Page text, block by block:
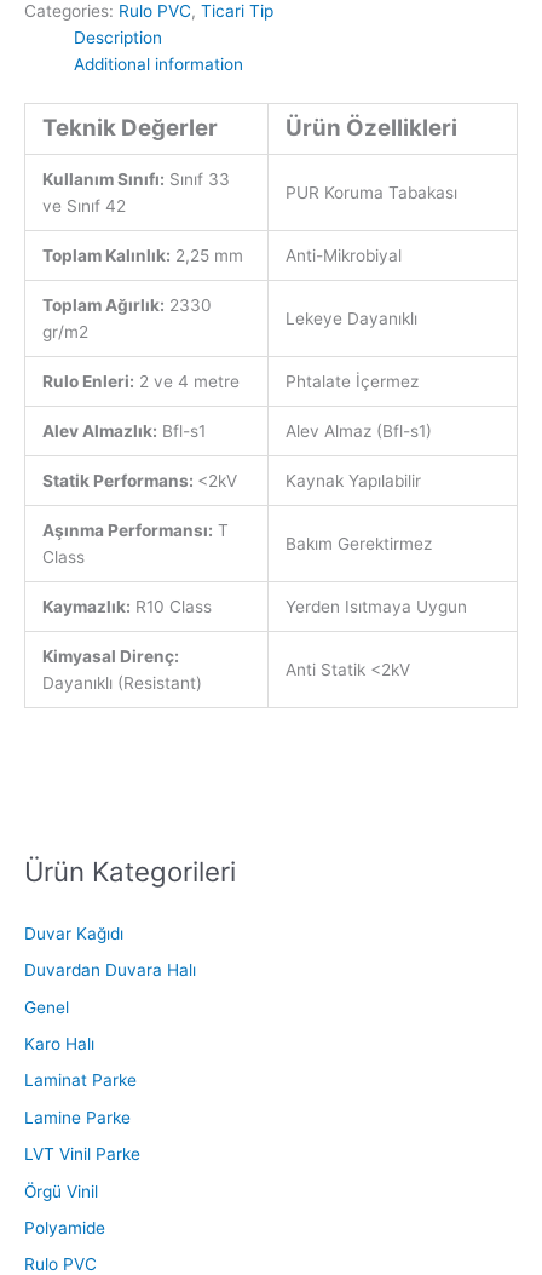
Ürün Kategorileri
Duvar Kağıdı
Duvardan Duvara Halı
Genel
Karo Halı
Laminat Parke
Lamine Parke
LVT Vinil Parke
Örgü Vinil
Polyamide
Rulo PVC
S
a
r
r
:
Categories: Rulo PVC, Ticari Tip
Description
Additional information
Teknik Değerler Ürün Özellikleri
Kullanım Sınıfı: Sınıf 33
ve Sınıf 42
PUR Koruma Tabakası
Toplam Kalınlık: 2,25 mm Anti-Mikrobiyal
Toplam Ağırlık: 2330
gr/m2
Lekeye Dayanıklı
Rulo Enleri: 2 ve 4 metre Phtalate İçermez
Alev Almazlık: Bfl-s1 Alev Almaz (Bfl-s1)
Statik Performans: <2kV Kaynak Yapılabilir
Aşınma Performansı: T
Class
Bakım Gerektirmez
Kaymazlık: R10 Class Yerden Isıtmaya Uygun
Kimyasal Direnç:
Dayanıklı (Resistant)
Anti Statik <2kV